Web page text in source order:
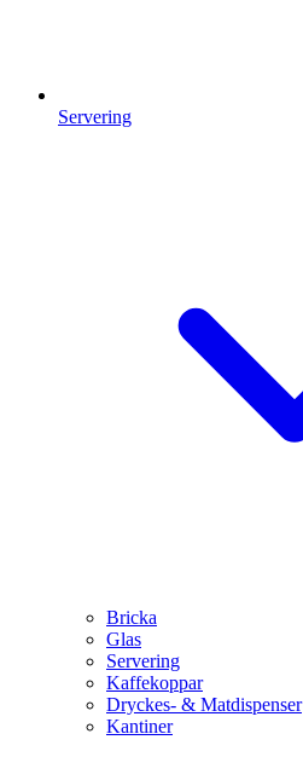
Servering
Bricka
Glas
Servering
Kaffekoppar
Dryckes- & Matdispenser
Kantiner